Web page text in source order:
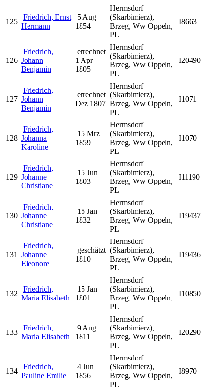
125
Friedrich, Ernst
Hermann
5 Aug
1854
Hermsdorf
(Skarbimierz),
Brzeg, Ww Oppeln,
PL
I8663
126
Friedrich,
Johann
Benjamin
errechnet
1 Apr
1805
Hermsdorf
(Skarbimierz),
Brzeg, Ww Oppeln,
PL
I20490
127
Friedrich,
Johann
Benjamin
errechnet
Dez 1807
Hermsdorf
(Skarbimierz),
Brzeg, Ww Oppeln,
PL
I1071
128
Friedrich,
Johanna
Karoline
15 Mrz
1859
Hermsdorf
(Skarbimierz),
Brzeg, Ww Oppeln,
PL
I1070
129
Friedrich,
Johanne
Christiane
15 Jun
1803
Hermsdorf
(Skarbimierz),
Brzeg, Ww Oppeln,
PL
I11190
130
Friedrich,
Johanne
Christiane
15 Jan
1832
Hermsdorf
(Skarbimierz),
Brzeg, Ww Oppeln,
PL
I19437
131
Friedrich,
Johanne
Eleonore
geschätzt
1810
Hermsdorf
(Skarbimierz),
Brzeg, Ww Oppeln,
PL
I19436
132
Friedrich,
Maria Elisabeth
15 Jan
1801
Hermsdorf
(Skarbimierz),
Brzeg, Ww Oppeln,
PL
I10850
133
Friedrich,
Maria Elisabeth
9 Aug
1811
Hermsdorf
(Skarbimierz),
Brzeg, Ww Oppeln,
PL
I20290
134
Friedrich,
Pauline Emilie
4 Jun
1856
Hermsdorf
(Skarbimierz),
Brzeg, Ww Oppeln,
PL
I8970